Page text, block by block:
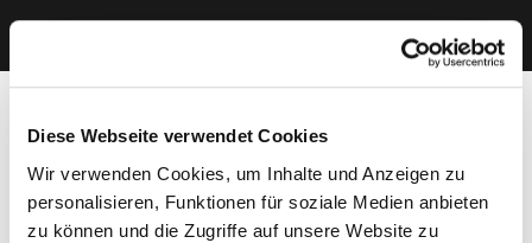
Diese Webseite verwendet Cookies
Wir verwenden Cookies, um Inhalte und Anzeigen zu
personalisieren, Funktionen für soziale Medien anbieten
zu können und die Zugriffe auf unsere Website zu